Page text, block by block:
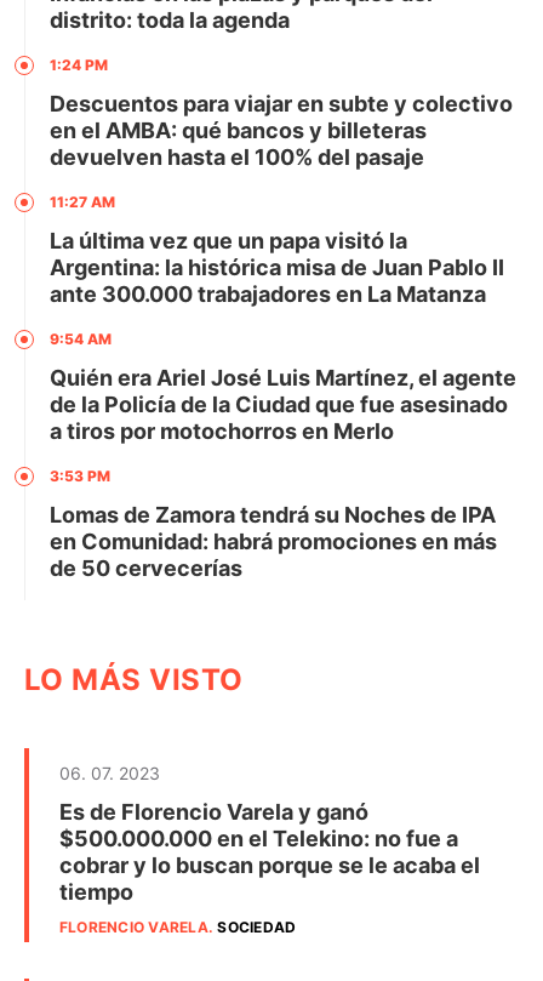
distrito: toda la agenda
1:24 PM
Descuentos para viajar en subte y colectivo
en el AMBA: qué bancos y billeteras
devuelven hasta el 100% del pasaje
11:27 AM
La última vez que un papa visitó la
Argentina: la histórica misa de Juan Pablo II
ante 300.000 trabajadores en La Matanza
9:54 AM
Quién era Ariel José Luis Martínez, el agente
de la Policía de la Ciudad que fue asesinado
a tiros por motochorros en Merlo
3:53 PM
Lomas de Zamora tendrá su Noches de IPA
en Comunidad: habrá promociones en más
de 50 cervecerías
LO MÁS VISTO
06. 07. 2023
Es de Florencio Varela y ganó
$500.000.000 en el Telekino: no fue a
cobrar y lo buscan porque se le acaba el
tiempo
FLORENCIO VARELA.SOCIEDAD